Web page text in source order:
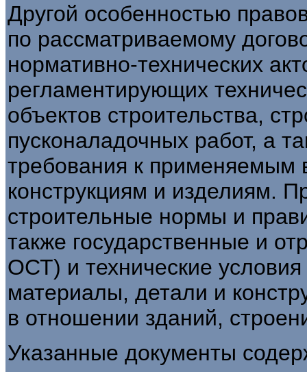
Другой особенностью
по рассматриваемому
нормативно-технических
регламентирующих
объектов строительства,
пусконаладочных работ, а
требования к применяемым
конструкциям и изделиям.
строительные нормы и
также государственные и
ОСТ) и технические
материалы, детали и
в отношении зданий,
Указанные документы